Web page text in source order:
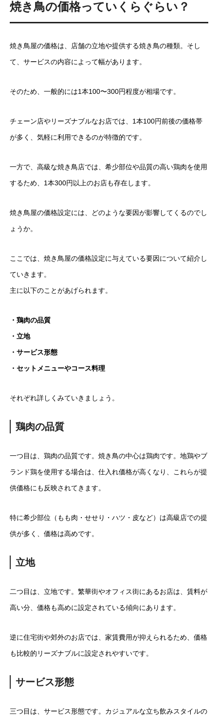
焼き鳥の価格っていくらぐらい？
焼き鳥屋の価格は、店舗の立地や提供する焼き鳥の種類。そし
て、サービスの内容によって幅があります。
そのため、一般的には1本100〜300円程度が相場です。
チェーン店やリーズナブルなお店では、1本100円前後の価格帯
が多く、気軽に利用できるのが特徴的です。
一方で、高級な焼き鳥店では、希少部位や品質の高い鶏肉を使用
するため、1本300円以上のお店も存在します。
焼き鳥屋の価格設定には、どのような要因が影響してくるのでし
ょうか。
ここでは、焼き鳥屋の価格設定に与えている要因について紹介し
ていきます。
主に以下のことがあげられます。
・鶏肉の品質
・立地
・サービス形態
・セットメニューやコース料理
それぞれ詳しくみていきましょう。
鶏肉の品質
一つ目は、鶏肉の品質です。焼き鳥の中心は鶏肉です。地鶏やブ
ランド鶏を使用する場合は、仕入れ価格が高くなり、これらが提
供価格にも反映されてきます。
特に希少部位（もも肉・せせり・ハツ・皮など）は高級店での提
供が多く、価格は高めです。
立地
二つ目は、立地です。繁華街やオフィス街にあるお店は、賃料が
高い分、価格も高めに設定されている傾向にあります。
逆に住宅街や郊外のお店では、家賃費用が抑えられるため、価格
も比較的リーズナブルに設定されやすいです。
サービス形態
三つ目は、サービス形態です。カジュアルな立ち飲みスタイルの